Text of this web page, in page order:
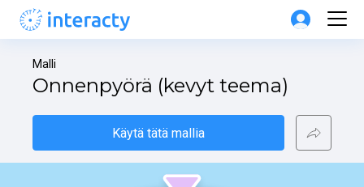
Malli
Onnenpyörä (kevyt teema)
Käytä tätä mallia